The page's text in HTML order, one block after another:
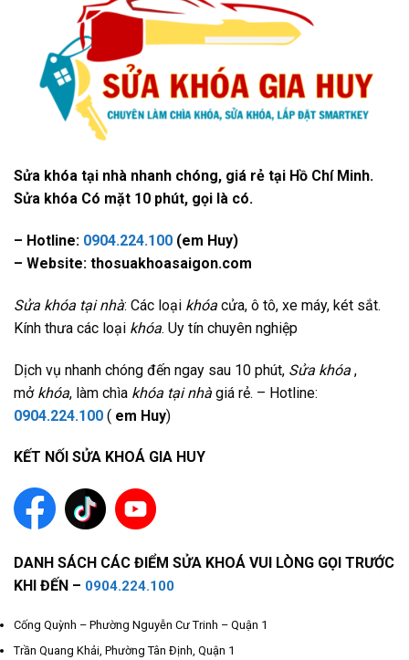
Sửa khóa tại nhà nhanh chóng, giá rẻ tại Hồ Chí Minh.
Sửa khóa Có mặt 10 phút, gọi là có.
– Hotline: 0904.224.100 (em Huy)
– Website: thosuakhoasaigon.com
Sửa khóa tại nhà: Các loại khóa cửa, ô tô, xe máy, két sắt.
Kính thưa các loại khóa. Uy tín chuyên nghiệp
Dịch vụ nhanh chóng đến ngay sau 10 phút, Sửa khóa ,
mở khóa, làm chìa khóa tại nhà giá rẻ. – Hotline:
0904.224.100 ( em Huy)
KẾT NỐI SỬA KHOÁ GIA HUY
DANH SÁCH CÁC ĐIỂM SỬA KHOÁ VUI LÒNG GỌI TRƯỚC
KHI ĐẾN – 0904.224.100
Cống Quỳnh – Phường Nguyễn Cư Trinh – Quận 1
Trần Quang Khải, Phường Tân Định, Quận 1